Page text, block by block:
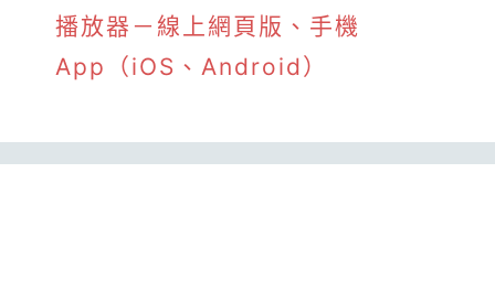
播放器－線上網頁版、手機
App（iOS、Android）